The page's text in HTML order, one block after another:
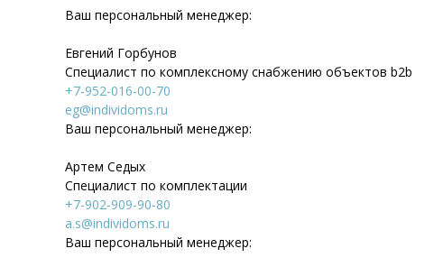
Ваш персональный менеджер:
Евгений Горбунов
Специалист по комплексному снабжению объектов b2b
+7-952-016-00-70
eg@individoms.ru
Ваш персональный менеджер:
Артем Седых
Специалист по комплектации
+7-902-909-90-80
a.s@individoms.ru
Ваш персональный менеджер: